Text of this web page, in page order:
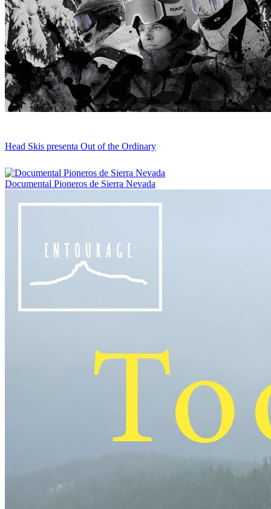
Head Skis presenta Out of the Ordinary
Documental Pioneros de Sierra Nevada